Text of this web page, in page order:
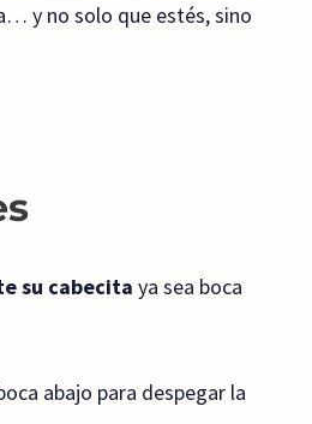
y no solo que estés, sino
su cabecita ya sea boca
abajo para despegar la